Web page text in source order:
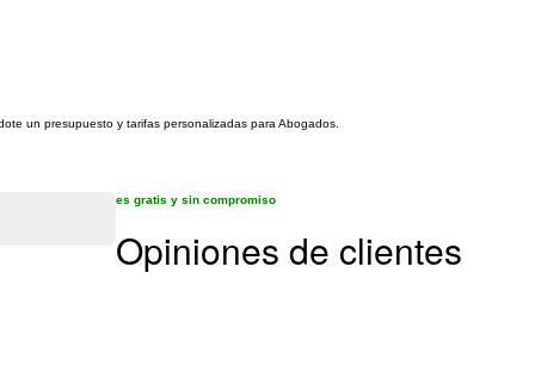
un presupuesto y tarifas personalizadas para Abogados.
es gratis y sin compromiso
Opiniones de clientes